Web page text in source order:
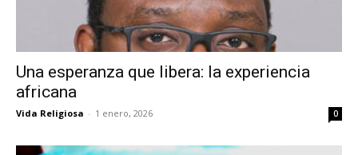
Una esperanza que libera: la experiencia
africana
Vida Religiosa - 1 enero, 2026 0